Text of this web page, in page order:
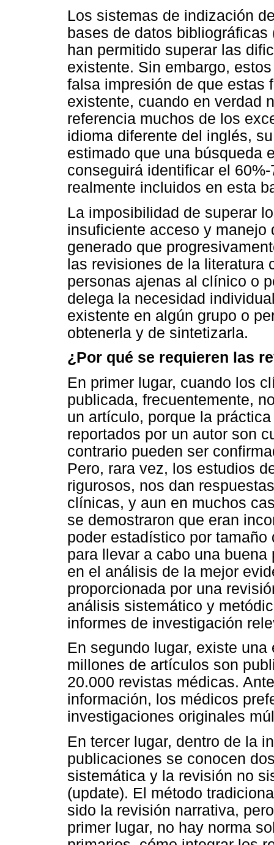
Los sistemas de indización
bases de datos
han permitido superar las
existente. Sin embargo,
falsa impresión de que estas
existente, cuando en verdad
referencia muchos de los
idioma diferente del inglés,
estimado que una búsqueda
conseguirá identificar el
realmente incluidos en esta
La imposibilidad de superar
insuficiente acceso y
generado que
las revisiones de la literatura
personas ajenas al clínico o
delega la necesidad
existente en algún grupo o
obtenerla y de sintetizarla.
¿Por qué se requieren las
En primer lugar, cuando los
publicada, frecuentemente,
un artículo, porque la
reportados por un autor son
contrario pueden ser
Pero, rara vez, los estudios
rigurosos, nos dan
clínicas, y aun en muchos
se demostraron que eran
poder estadístico por
para llevar a cabo una
en el análisis de la mejor
proporcionada por una
análisis sistemático y
informes de investigación
En segundo lugar, existe
millones de artículos son
20.000 revistas médicas.
información, los médicos
investigaciones originales
En tercer lugar, dentro de la
publicaciones se conocen
sistemática y la revisión no
(update). El método
sido la revisión narrativa,
primer lugar, no hay norma